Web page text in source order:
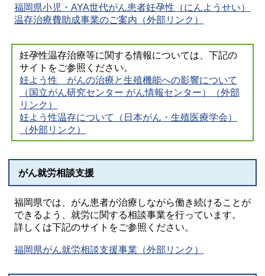
福岡県小児・AYA世代がん患者妊孕性（にんようせい）
温存治療費助成事業のご案内（外部リンク）
妊孕性温存治療等に関する情報については、下記の
サイトをご参照ください。
妊よう性 がんの治療と生殖機能への影響について
（国立がん研究センター がん情報センター）（外部
リンク）
妊よう性温存について（日本がん・生殖医療学会）
（外部リンク）
がん就労相談支援
福岡県では、がん患者が治療しながら働き続けることが
できるよう、就労に関する相談事業を行っています。
詳しくは下記のサイトをご参照ください。
福岡県がん就労相談支援事業（外部リンク）